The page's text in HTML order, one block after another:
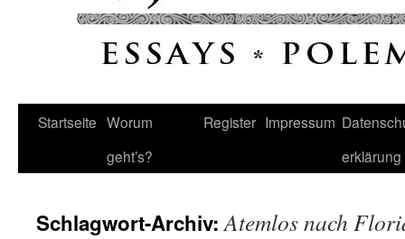
Startseite Worum
geht’s?
Register Impressum
erklärung
Schlagwort-Archiv:Atemlos nach